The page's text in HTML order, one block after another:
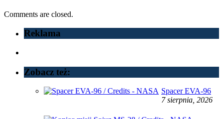
Comments are closed.
Reklama
Zobacz też:
Spacer EVA-96
7 sierpnia, 2026